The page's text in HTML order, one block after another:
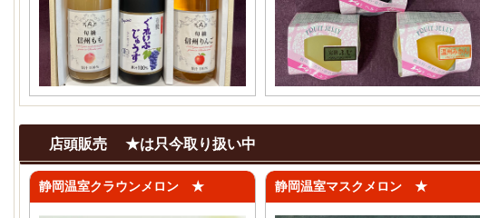
店頭販売 ★は只今取り扱い中
静岡温室クラウンメロン ★ 静岡温室マスクメロン ★